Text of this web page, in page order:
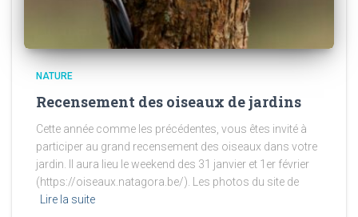
NATURE
Recensement des oiseaux de jardins
Cette année comme les précédentes, vous êtes invité à
participer au grand recensement des oiseaux dans votre
jardin. Il aura lieu le weekend des 31 janvier et 1er février
(https://oiseaux.natagora.be/). Les photos du site de
Lire la suite